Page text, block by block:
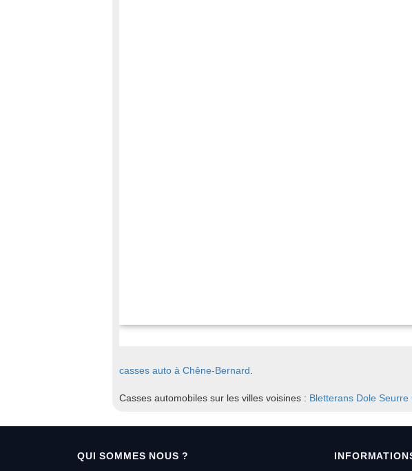
casses auto à Chêne-Bernard
Casses automobiles sur les villes voisines : Bletterans Dole Seurre
QUI SOMMES NOUS ?